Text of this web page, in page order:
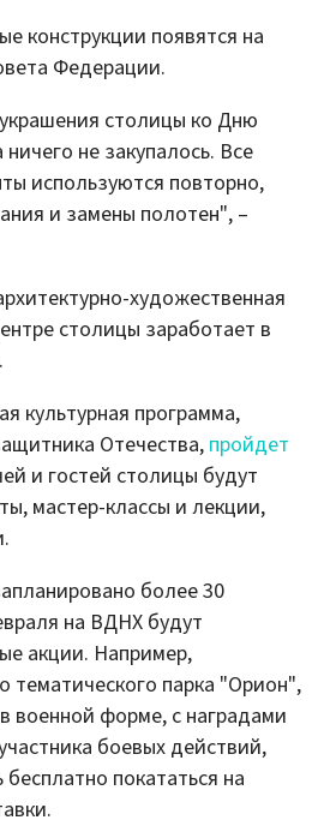
конструкции появятся на
Федерации.
столицы ко Дню
не закупалось. Все
используются повторно,
и замены полотен", –
художественная
столицы заработает в
культурная программа,
Отечества, пройдет
и гостей столицы будут
мастер-классы и лекции,
более 30
на ВДНХ будут
акции. Например,
тематического парка "Орион",
военной форме, с наградами
боевых действий,
покататься на